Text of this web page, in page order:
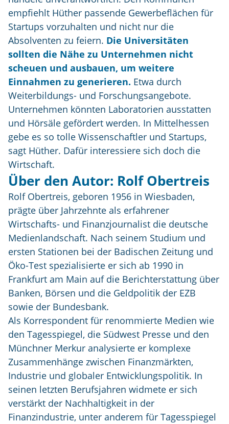
empfiehlt Hüther passende Gewerbeflächen für
Startups vorzuhalten und nicht nur die
Absolventen zu feiern. Die Universitäten
sollten die Nähe zu Unternehmen nicht
scheuen und ausbauen, um weitere
Einnahmen zu generieren. Etwa durch
Weiterbildungs- und Forschungsangebote.
Unternehmen könnten Laboratorien ausstatten
und Hörsäle gefördert werden. In Mittelhessen
gebe es so tolle Wissenschaftler und Startups,
sagt Hüther. Dafür interessiere sich doch die
Wirtschaft.
Über den Autor: Rolf Obertreis
Rolf Obertreis, geboren 1956 in Wiesbaden,
prägte über Jahrzehnte als erfahrener
Wirtschafts- und Finanzjournalist die deutsche
Medienlandschaft. Nach seinem Studium und
ersten Stationen bei der Badischen Zeitung und
Öko-Test spezialisierte er sich ab 1990 in
Frankfurt am Main auf die Berichterstattung über
Banken, Börsen und die Geldpolitik der EZB
sowie der Bundesbank.
Als Korrespondent für renommierte Medien wie
den Tagesspiegel, die Südwest Presse und den
Münchner Merkur analysierte er komplexe
Zusammenhänge zwischen Finanzmärkten,
Industrie und globaler Entwicklungspolitik. In
seinen letzten Berufsjahren widmete er sich
verstärkt der Nachhaltigkeit in der
Finanzindustrie, unter anderem für Tagesspiegel